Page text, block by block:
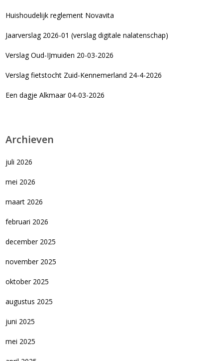
Huishoudelijk reglement Novavita
Jaarverslag 2026-01 (verslag digitale nalatenschap)
Verslag Oud-IJmuiden 20-03-2026
Verslag fietstocht Zuid-Kennemerland 24-4-2026
Een dagje Alkmaar 04-03-2026
Archieven
juli 2026
mei 2026
maart 2026
februari 2026
december 2025
november 2025
oktober 2025
augustus 2025
juni 2025
mei 2025